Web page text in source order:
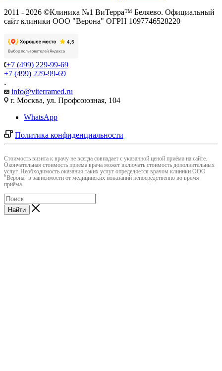
2011 - 2026 ©Клиника №1 ВиТерра™ Беляево. Официальный
сайт клиники ООО "Верона" ОГРН 1097746528220
+7 (499) 229-99-69
+7 (499) 229-99-69
info@viterramed.ru
г. Москва, ул. Профсоюзная, 104
WhatsApp
Политика конфиденциальности
Cтоимость визита к врачу не всегда совпадает с указанной ценой приёма на сайте.
Окончательная стоимость приема врача может включать стоимость дополнительных
услуг. Необходимость оказания таких услуг определяется врачом клиники ООО
"Верона" в зависимости от медицинских показаний непосредственно во время
приёма.
Найти